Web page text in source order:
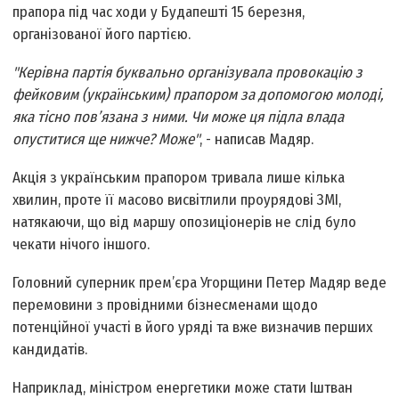
прапора під час ходи у Будапешті 15 березня,
організованої його партією.
"Керівна партія буквально організувала провокацію з
фейковим (українським) прапором за допомогою молоді,
яка тісно пов’язана з ними. Чи може ця підла влада
опуститися ще нижче? Може", - написав Мадяр.
Акція з українським прапором тривала лише кілька
хвилин, проте її масово висвітлили проурядові ЗМІ,
натякаючи, що від маршу опозиціонерів не слід було
чекати нічого іншого.
Головний суперник прем’єра Угорщини Петер Мадяр веде
перемовини з провідними бізнесменами щодо
потенційної участі в його уряді та вже визначив перших
кандидатів.
Наприклад, міністром енергетики може стати Іштван